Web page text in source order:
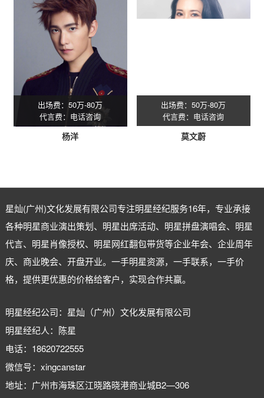
出场费：50万-80万
代言费：电话咨询
杨洋
出场费：50万-80万
代言费：电话咨询
莫文蔚
星灿(广州)文化发展有限公司专注明星经纪服务16年，专业承接
各种明星商业演出策划、明星出席活动、明星拼盘演唱会、明星
代言、明星肖像授权、明星网红翻包带货等企业年会、企业周年
庆、商业晚会、开盘开业。一手明星资源，一手联系，一手价
格，提供更优惠的价格给客户，实现合作共赢。
明星经纪公司：星灿（广州）文化发展有限公司
明星经纪人：陈星
电话：18620722555
微信号：xingcanstar
地址：广州市海珠区江晓路晓港商业城B2—306